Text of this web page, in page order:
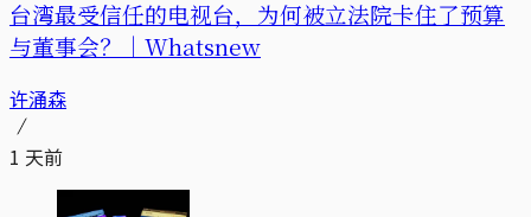
台湾最受信任的电视台，为何被立法院卡住了预算
与董事会？｜Whatsnew
许涌森
1 天前